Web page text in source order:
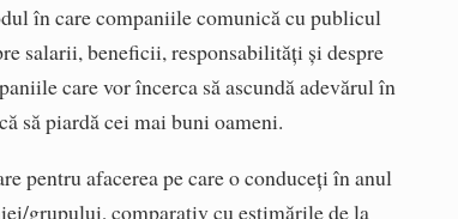
în care companiile comunică cu publicul
salarii, beneficii, responsabilități și despre
care vor încerca să ascundă adevărul în
să piardă cei mai buni oameni.
pentru afacerea pe care o conduceți în anul
grupului, comparativ cu estimările de la